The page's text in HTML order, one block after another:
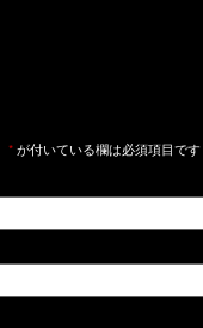
*が付いている欄は必須項目です